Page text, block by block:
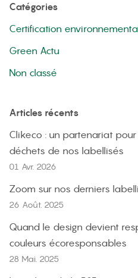
Catégories
Certification
Green Actu
Non classé
Articles récents
Clikeco : un partenariat
déchets de nos labellisés
01 Avr. 2026
Zoom sur nos derniers
26 Août. 2025
Quand le design devient
couleurs écoresponsables
28 Mai. 2025